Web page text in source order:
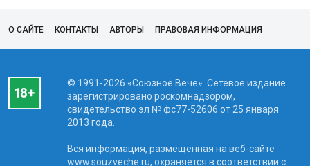
О САЙТЕ КОНТАКТЫ АВТОРЫ ПРАВОВАЯ ИНФОРМАЦИЯ
© 1991-2026 «Союзное Вече». Сетевое издание
зарегистрировано роскомнадзором,
свидетельство эл № фc77-52606 от 25 января
2013 года.
Вся информация, размещенная на веб-сайте
www.souzveche.ru, охраняется в соответствии с